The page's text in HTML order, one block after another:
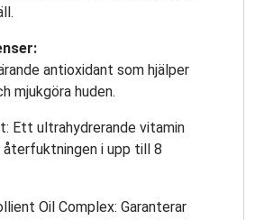
antioxidant som hjälper
mjukgöra huden.
Ett ultrahydrerande vitamin
i upp till 8
Oil Complex: Garanterar